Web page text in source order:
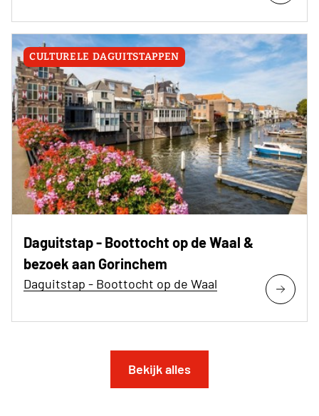
CULTURELE DAGUITSTAPPEN
Daguitstap - Boottocht op de Waal &
bezoek aan Gorinchem
Daguitstap - Boottocht op de Waal
Bekijk alles